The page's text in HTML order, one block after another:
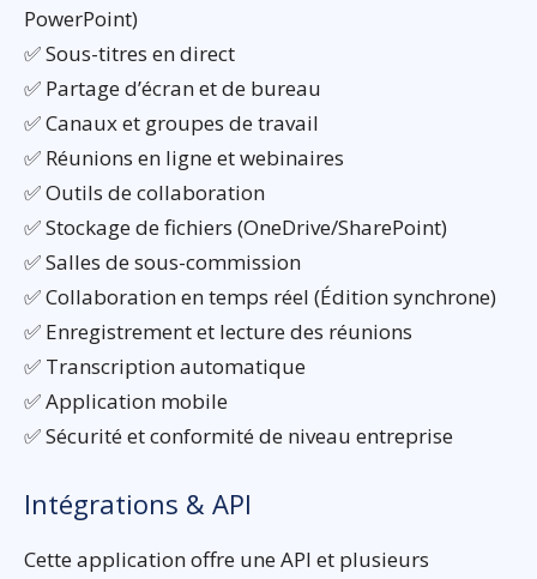
PowerPoint)
✅ Sous-titres en direct
✅ Partage d’écran et de bureau
✅ Canaux et groupes de travail
✅ Réunions en ligne et webinaires
✅ Outils de collaboration
✅ Stockage de fichiers (OneDrive/SharePoint)
✅ Salles de sous-commission
✅ Collaboration en temps réel (Édition synchrone)
✅ Enregistrement et lecture des réunions
✅ Transcription automatique
✅ Application mobile
✅ Sécurité et conformité de niveau entreprise
Intégrations & API
Cette application offre une API et plusieurs